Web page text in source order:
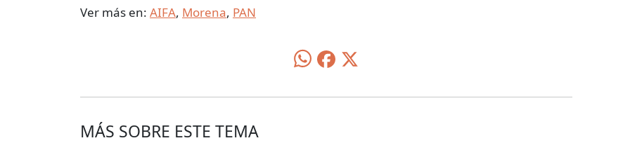
Ver más en: AIFA, Morena, PAN
MÁS SOBRE ESTE TEMA